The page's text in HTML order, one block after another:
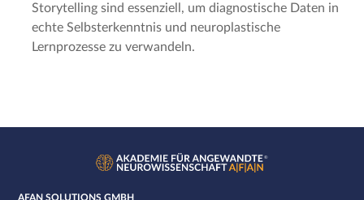
Storytelling sind essenziell, um diagnostische Daten in
echte Selbsterkenntnis und neuroplastische
Lernprozesse zu verwandeln.
AFAN SOLUTIONS GMBH